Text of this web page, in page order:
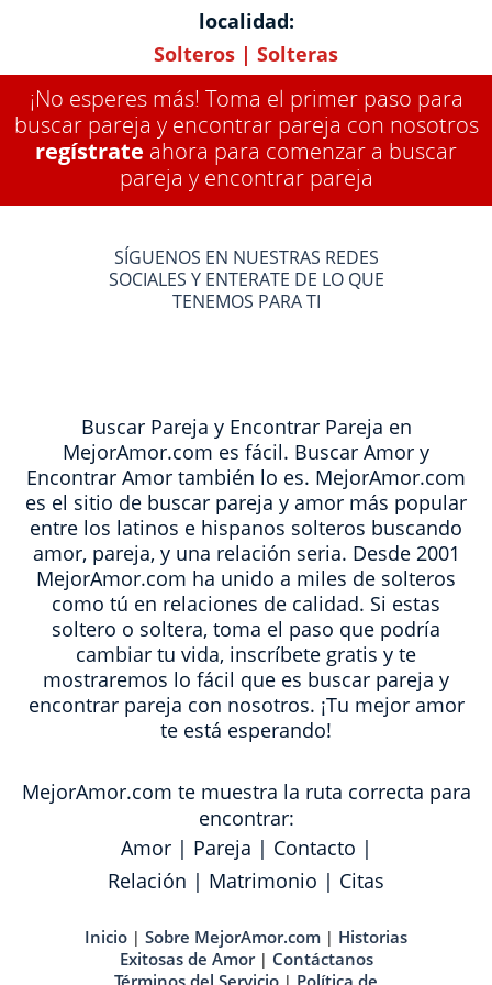
localidad:
Solteros | Solteras
¡No esperes más! Toma el primer paso para
buscar pareja y encontrar pareja con nosotros
regístrate ahora para comenzar a buscar
pareja y encontrar pareja
SÍGUENOS EN NUESTRAS REDES
SOCIALES Y ENTERATE DE LO QUE
TENEMOS PARA TI
Buscar Pareja y Encontrar Pareja en
MejorAmor.com es fácil. Buscar Amor y
Encontrar Amor también lo es. MejorAmor.com
es el sitio de buscar pareja y amor más popular
entre los latinos e hispanos solteros buscando
amor, pareja, y una relación seria. Desde 2001
MejorAmor.com ha unido a miles de solteros
como tú en relaciones de calidad. Si estas
soltero o soltera, toma el paso que podría
cambiar tu vida, inscríbete gratis y te
mostraremos lo fácil que es buscar pareja y
encontrar pareja con nosotros. ¡Tu mejor amor
te está esperando!
MejorAmor.com te muestra la ruta correcta para
encontrar:
Amor| Pareja | Contacto |
Relación | Matrimonio | Citas
Inicio | Sobre MejorAmor.com | Historias
Exitosas de Amor| Contáctanos
Términos del Servicio
Política de